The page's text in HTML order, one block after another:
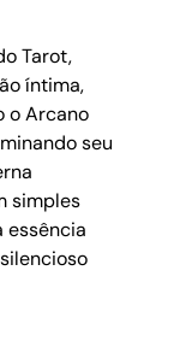
Tarot,
íntima,
o Arcano
seu
simples
essência